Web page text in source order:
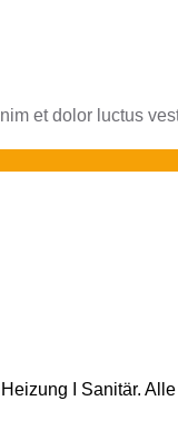
et dolor luctus
I Sanitär.